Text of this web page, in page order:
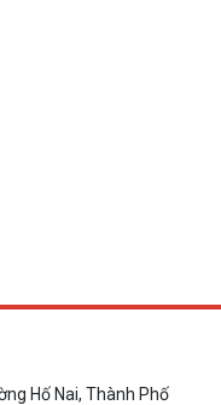
Hố Nai, Thành Phố